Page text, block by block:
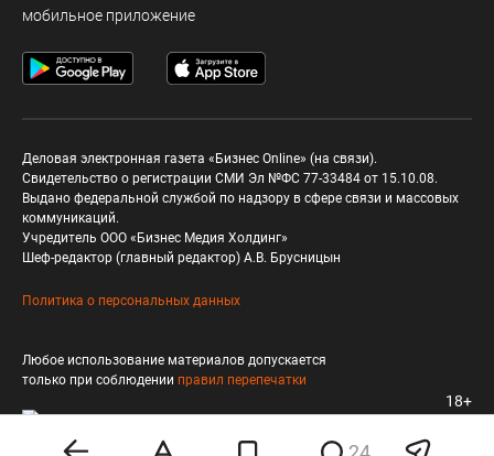
мобильное приложение
Деловая электронная газета «Бизнес Online» (на связи).
Свидетельство о регистрации СМИ Эл №ФС 77-33484 от 15.10.08.
Выдано федеральной службой по надзору в сфере связи и массовых
коммуникаций.
Учредитель ООО «Бизнес Медия Холдинг»
Шеф-редактор (главный редактор) А.В. Брусницын
Политика о персональных данных
Любое использование материалов допускается
только при соблюдении правил перепечатки
18+